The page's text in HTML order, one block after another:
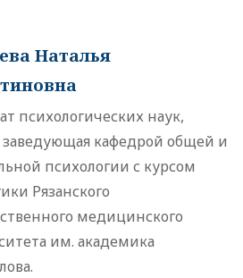
Наталья
психологических наук,
кафедрой общей и
психологии с курсом
Рязанского
медицинского
им. академика